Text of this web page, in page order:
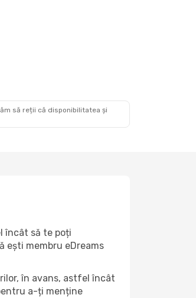
să reții că disponibilitatea și
încât să te poți
ești membru eDreams
în avans, astfel încât
a-ți menține